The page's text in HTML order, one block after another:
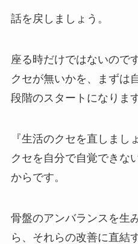
話を戻しましょう。
座る時だけではないので
クセが無いかを、まずは
段階のスタートになります
『生活のクセを直しまし
クセを自分で自覚できな
からです。
骨盤のアンバランスを生
ら、それらの改善に直結